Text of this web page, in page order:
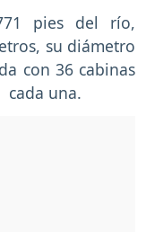
pies del río,
su diámetro
con 36 cabinas
cada una.